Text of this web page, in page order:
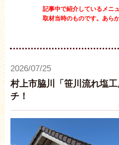
記事中で紹介しているメニ
取材当時のものです。あら
2026/07/25
村上市脇川「笹川流れ塩
チ！